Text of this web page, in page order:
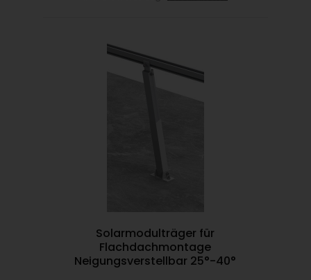
Solarmodulträger für
Flachdachmontage
Neigungsverstellbar 25°-40°